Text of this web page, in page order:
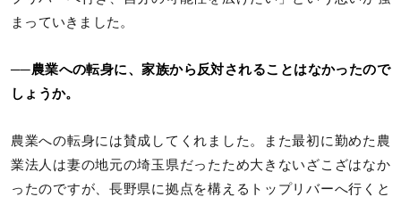
まっていきました。
──農業への転身に、家族から反対されることはなかったので
しょうか。
農業への転身には賛成してくれました。また最初に勤めた農
業法人は妻の地元の埼玉県だったため大きないざこざはなか
ったのですが、長野県に拠点を構えるトップリバーへ行くと